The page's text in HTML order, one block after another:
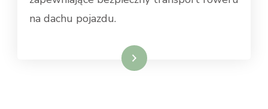
na dachu pojazdu.
Dowiedz się więcej